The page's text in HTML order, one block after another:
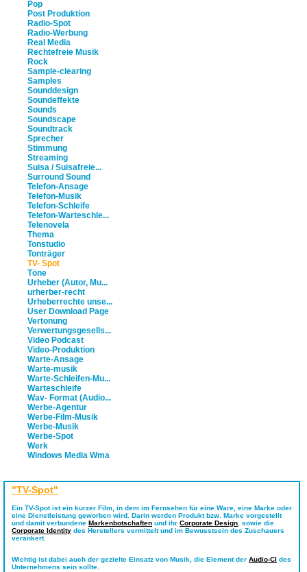
Pop
Post Produktion
Radio-Spot
Radio-Werbung
Real Media
Rechtefreie Musik
Rock
Sample-clearing
Samples
Sounddesign
Soundeffekte
Sounds
Soundscape
Soundtrack
Sprecher
Stimmung
Streaming
Suisa / Suisafreie...
Surround Sound
Telefon-Ansage
Telefon-Musik
Telefon-Schleife
Telefon-Warteschle...
Telenovela
Thema
Tonstudio
Tonträger
TV- Spot
Töne
Urheber (Autor, Mu...
urherber-recht
Urheberrechte unse...
User Download Page
Vertonung
Verwertungsgesells...
Video Podcast
Video-Produktion
Warte-Ansage
Warte-musik
Warte-Schleifen-Mu...
Warteschleife
Wav- Format (Audio...
Werbe-Agentur
Werbe-Film-Musik
Werbe-Musik
Werbe-Spot
Werk
Windows Media Wma
"TV-Spot"
Ein TV-Spotist ein kurzer Film, in dem im Fernsehen für eine Ware, eine Marke oder
eine Dienstleistung geworben wird. Darin werden Produkt bzw. Marke vorgestellt
und damit verbundene Markenbotschaften und ihr Corporate Design , sowie die
Corporate Identity des Herstellers vermittelt und im Bewusstsein des Zuschauers
verankert.
Wichtig ist dabei auch der gezielte Einsatz von Musik, die Element der Audio-CI des
Unternehmens sein sollte.